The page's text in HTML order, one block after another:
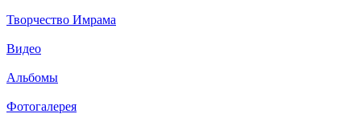
Творчество Имрама
Видео
Альбомы
Фотогалерея